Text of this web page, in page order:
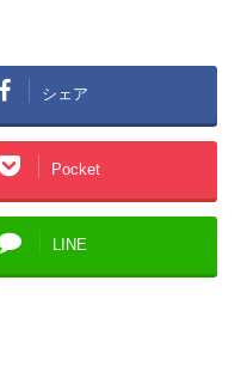
シェア
Pocket
LINE